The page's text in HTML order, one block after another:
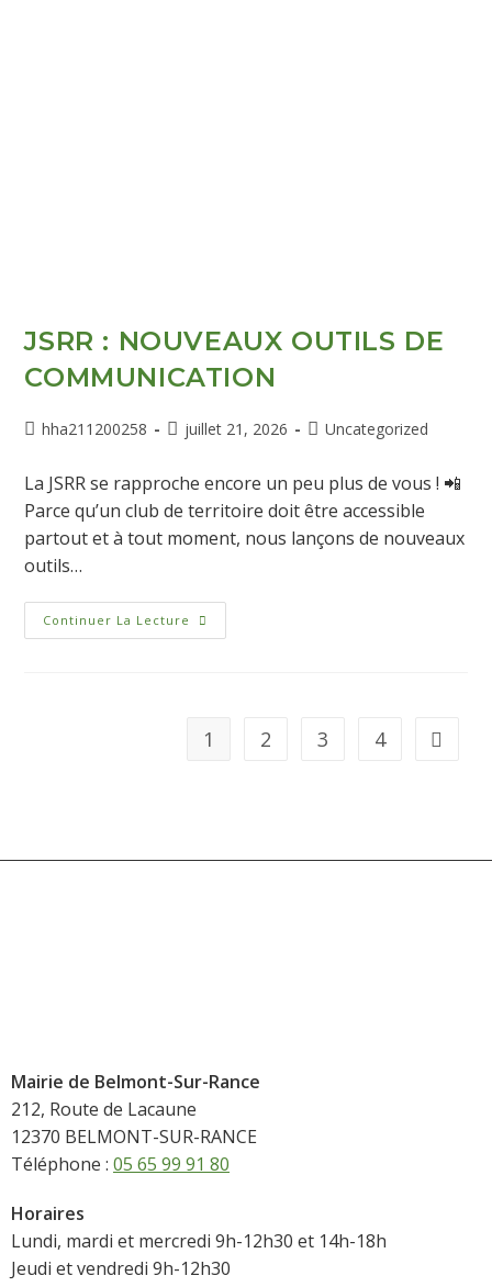
JSRR : NOUVEAUX OUTILS DE
COMMUNICATION
hha211200258 juillet 21, 2026 Uncategorized
La JSRR se rapproche encore un peu plus de vous ! 📲
Parce qu’un club de territoire doit être accessible
partout et à tout moment, nous lançons de nouveaux
outils…
Continuer La Lecture
1 2 3 4
Mairie de Belmont-Sur-Rance
212, Route de Lacaune
12370 BELMONT-SUR-RANCE
Téléphone : 05 65 99 91 80
Horaires
Lundi, mardi et mercredi 9h-12h30 et 14h-18h
Jeudi et vendredi 9h-12h30